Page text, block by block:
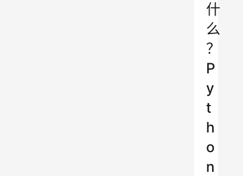
什
么
？
P
y
t
h
o
n